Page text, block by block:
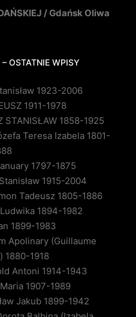
/ Gdańsk Oliwa
OSTATNIE WPISY
1923-2006
1911-1978
STANISŁAW 1858-1925
Teresa Izabela 1801-
1797-1875
1915-2004
Tadeusz 1805-1886
1894-1982
1899-1983
Apolinary (Guillaume
1880-1918
Antoni 1914-1943
1907-1989
Jakub 1899-1942